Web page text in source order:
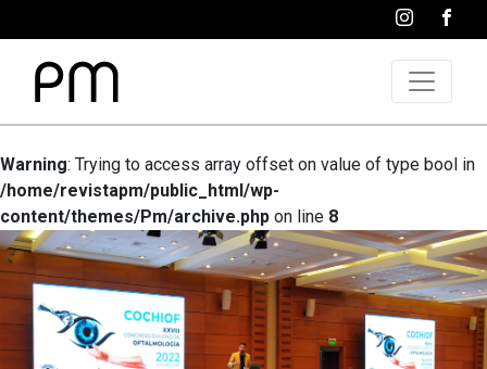
Warning: Trying to access array offset on value of type bool in
/home/revistapm/public_html/wp-
content/themes/Pm/archive.php on line 8